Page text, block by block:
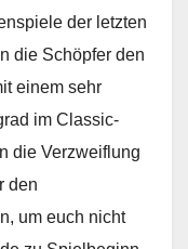
der letzten
die Schöpfer den
einem sehr
im Classic-
die Verzweiflung
den
um euch nicht